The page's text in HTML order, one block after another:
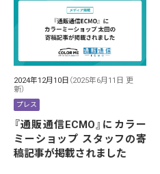
2024年12月10日 （2025年6月11日 更
新）
プレス
『通販通信ECMO』にカラー
ミーショップ スタッフの寄
稿記事が掲載されました